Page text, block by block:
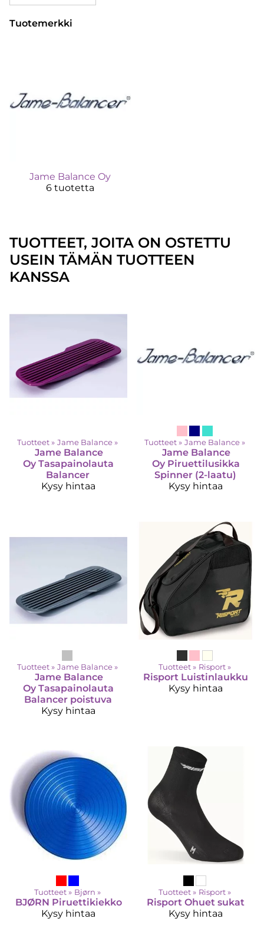
Tuotemerkki
Jame Balance Oy
6 tuotetta
TUOTTEET, JOITA ON OSTETTU
USEIN TÄMÄN TUOTTEEN
KANSSA
Tuotteet ‪» Jame Balance ‪»
Jame Balance
Oy Tasapainolauta
Balancer
Kysy hintaa
Tuotteet ‪» Jame Balance ‪»
Jame Balance
Oy Piruettilusikka
Spinner (2-laatu)
Kysy hintaa
Tuotteet ‪» Jame Balance ‪»
Jame Balance
Oy Tasapainolauta
Balancer poistuva
Kysy hintaa
Tuotteet ‪» Risport ‪»
Risport Luistinlaukku
Kysy hintaa
Tuotteet ‪» Bjørn ‪»
BJØRN Piruettikiekko
Kysy hintaa
Tuotteet ‪» Risport ‪»
Risport Ohuet sukat
Kysy hintaa